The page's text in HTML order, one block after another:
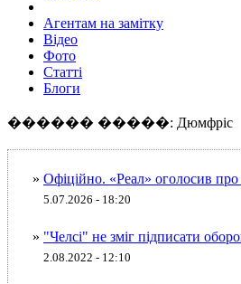
Агентам на замітку
Відео
Фото
Статті
Блоги
������ �����: Дюмфріс
» Офіційно. «Реал» оголосив
5.07.2026 - 18:20
» "Челсі" не зміг підписати
2.08.2022 - 12:10